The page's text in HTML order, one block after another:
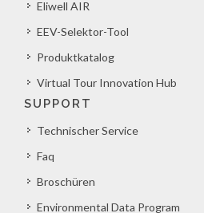
Eliwell AIR
EEV-Selektor-Tool
Produktkatalog
Virtual Tour Innovation Hub
SUPPORT
Technischer Service
Faq
Broschüren
Environmental Data Program